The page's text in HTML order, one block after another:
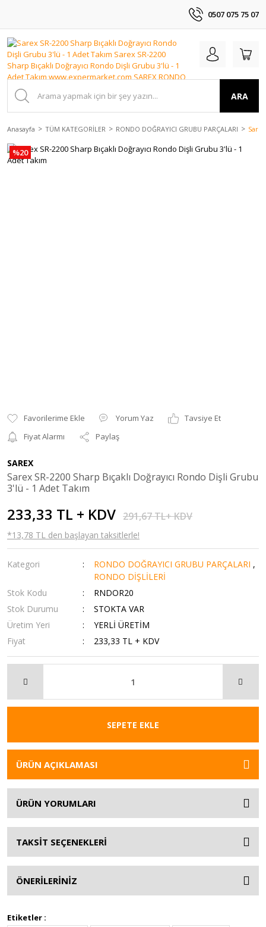
0507 075 75 07
ARA
Anasayfa TÜM KATEGORİLER RONDO DOĞRAYICI GRUBU PARÇALARI
%20
Yorum Yaz
Tavsiye Et
Fiyat Alarmı
Paylaş
SAREX
Sarex SR-2200 Sharp Bıçaklı Doğrayıcı Rondo Dişli Grubu
3'lü - 1 Adet Takım
233,33 TL + KDV 291,67 TL+ KDV
*13,78 TL den başlayan taksitlerle!
Kategori RONDO DOĞRAYICI GRUBU PARÇALARI ,
RONDO DİŞLİLERİ
Stok Kodu
RNDOR20
Stok Durumu
STOKTA VAR
Üretim Yeri
YERLİ ÜRETİM
Fiyat
233,33 TL + KDV
SEPETE EKLE
ÜRÜN AÇIKLAMASI
ÜRÜN YORUMLARI
TAKSİT SEÇENEKLERİ
ÖNERİLERİNİZ
Etiketler :